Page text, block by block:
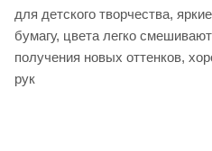
для детского творчества,
бумагу, цвета легко
получения новых оттенков,
рук